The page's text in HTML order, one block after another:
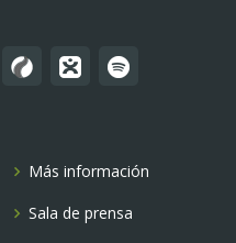
Más información
Sala de prensa